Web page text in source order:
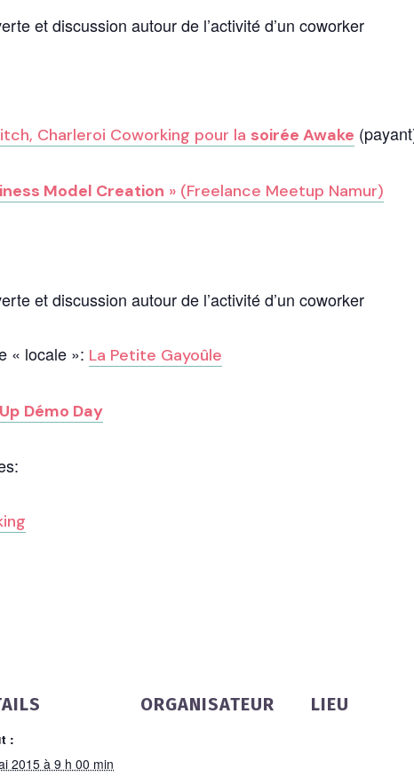
et discussion autour de l’activité d’un coworker
Charleroi Coworking pour la soirée Awake
Model Creation » (Freelance Meetup Namur)
et discussion autour de l’activité d’un coworker
« locale »: La Petite Gayoûle
Démo Day
:
2015 à 9 h 00 min
ORGANISATEUR LIEU